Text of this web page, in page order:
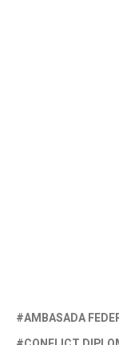
AMBASADA